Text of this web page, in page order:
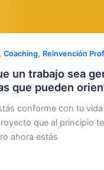
,Coaching, Reinvención
un trabajo sea
que pueden
conforme con tu vida
que al principio te
ahora estás